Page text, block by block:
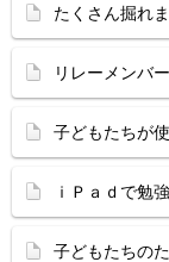
たくさん掘
リレーメンバ
子どもたちが
ｉＰａｄで勉
子どもたちの